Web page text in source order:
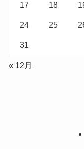
17 18
24 25
31
« 12月